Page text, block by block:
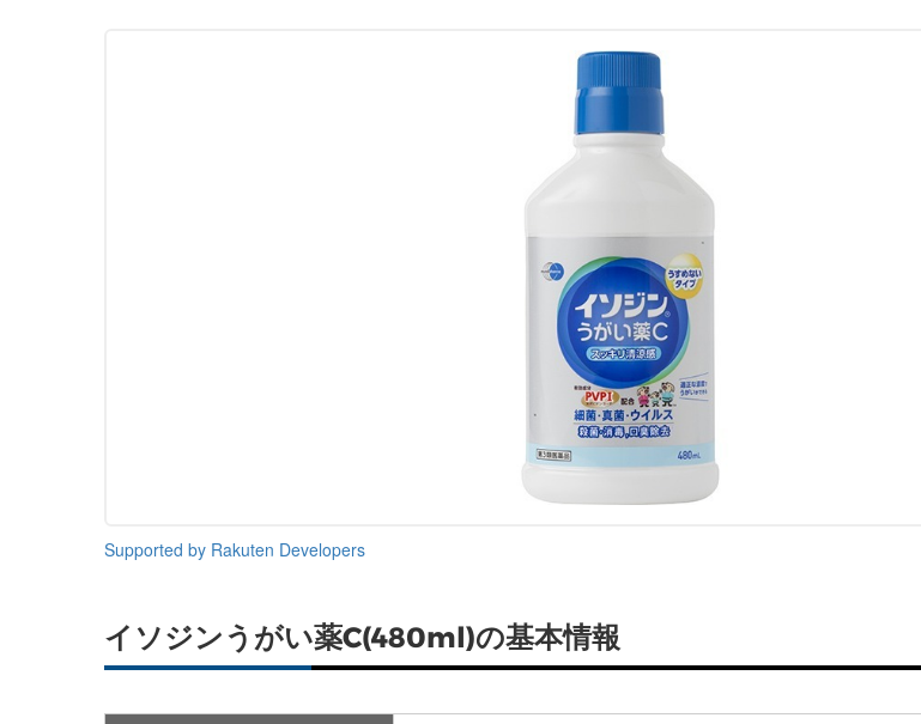
追
加
Supported by Rakuten Developers
イソジンうがい薬C(480ml)の基本情報